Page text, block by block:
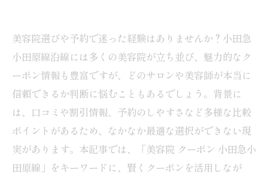
美容院選びや予約で迷った経験はありませんか？小田急
小田原線沿線には多くの美容院が立ち並び、魅力的なク
ーポン情報も豊富ですが、どのサロンや美容師が本当に
信頼できるか判断に悩むこともあるでしょう。背景に
は、口コミや割引情報、予約のしやすさなど多様な比較
ポイントがあるため、なかなか最適な選択ができない現
実があります。本記事では、「美容院 クーポン 小田急小
田原線」をキーワードに、賢くクーポンを活用しなが